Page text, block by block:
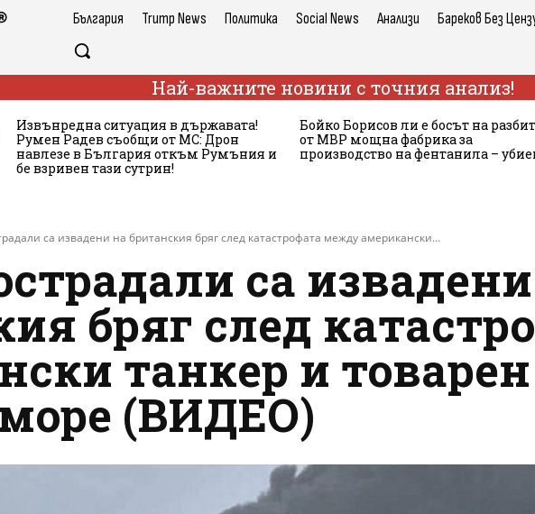
България Trump News Политика Social News Анализи Бареков Без
Най-важните новини с точния анализ!
Извънредна ситуация в държавата!
Румен Радев съобщи от МС: Дрон
навлезе в България откъм Румъния и
бе взривен тази сутрин!
Бойко Борисов ли е босът на
от МВР мощна фабрика за
производство на фентанила –
са извадени на британския бряг след катастрофата между американски...
са
бряг след
танкер и
(ВИДЕО)